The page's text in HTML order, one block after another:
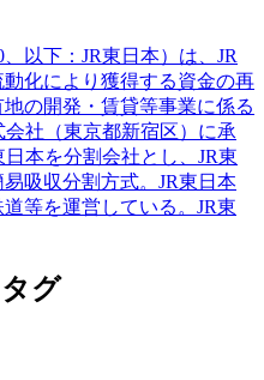
以下：JR東日本）は、JR
化により獲得する資金の再
の開発・賃貸等事業に係る
社（東京都新宿区）に承
本を分割会社とし、JR東
吸収分割方式。JR東日本
等を運営している。JR東
グ